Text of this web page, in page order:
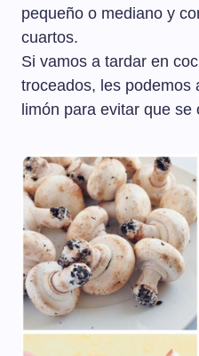
pequeño o mediano y
cuartos.
Si vamos a tardar en
troceados, les podemos
limón para evitar que se